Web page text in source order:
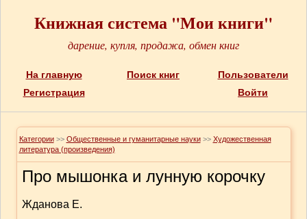
Книжная система "Мои книги"
дарение, купля, продажа, обмен книг
На главную Поиск книг
Пользователи
Регистрация
Войти
Категории >> Общественные и гуманитарные науки >> Художественная
литература (произведения)
Про мышонка и лунную корочку
Жданова Е.